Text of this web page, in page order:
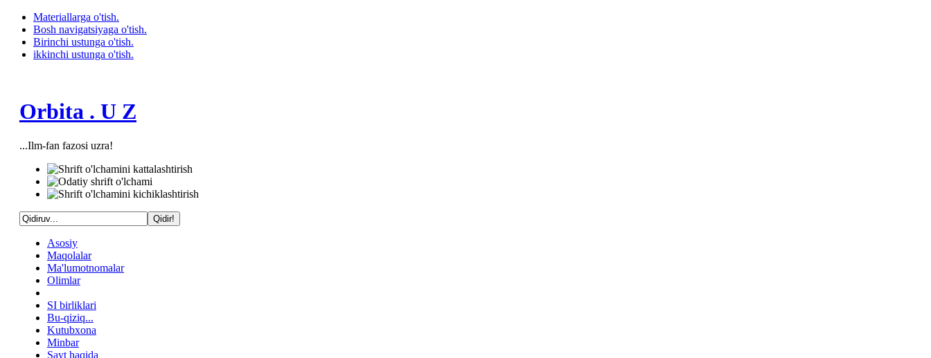
Materiallarga o'tish.
Bosh navigatsiyaga o'tish.
Birinchi ustunga o'tish.
ikkinchi ustunga o'tish.
Orbita . U Z
...Ilm-fan fazosi uzra!
Asosiy
Maqolalar
Ma'lumotnomalar
Olimlar
SI birliklari
Bu-qiziq...
Kutubxona
Minbar
Sayt haqida